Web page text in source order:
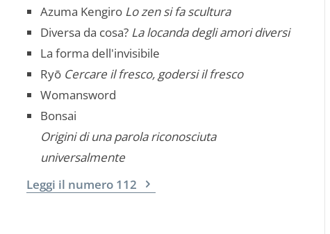
Azuma Kengiro Lo zen si fa scultura
Diversa da cosa? La locanda degli amori diversi
La forma dell'invisibile
Ryō Cercare il fresco, godersi il fresco
Womansword
Bonsai
Origini di una parola riconosciuta
universalmente
Leggi il numero 112